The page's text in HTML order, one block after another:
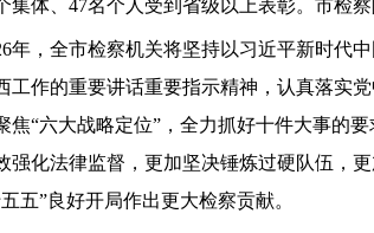
集体、47名个人受到省级以上表彰。市检
年，全市检察机关将坚持以习近平新时代
工作的重要讲话重要指示精神，认真落实
焦“六大战略定位”，全力抓好十件大事的
强化法律监督，更加坚决锤炼过硬队伍，
五”良好开局作出更大检察贡献。